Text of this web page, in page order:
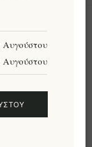
Αυγούστου
Αυγούστου